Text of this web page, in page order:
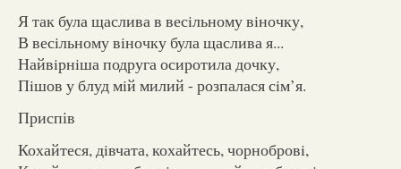
Я так була щаслива в весiльному вiночку,
В весiльному вiночку була щаслива я...
Найвiрнiша подруга осиротила дочку,
Пiшов у блуд мiй милий - розпалася сiм’я.
Приспів
Кохайтеся, дiвчата, кохайтесь, чорнобровi,